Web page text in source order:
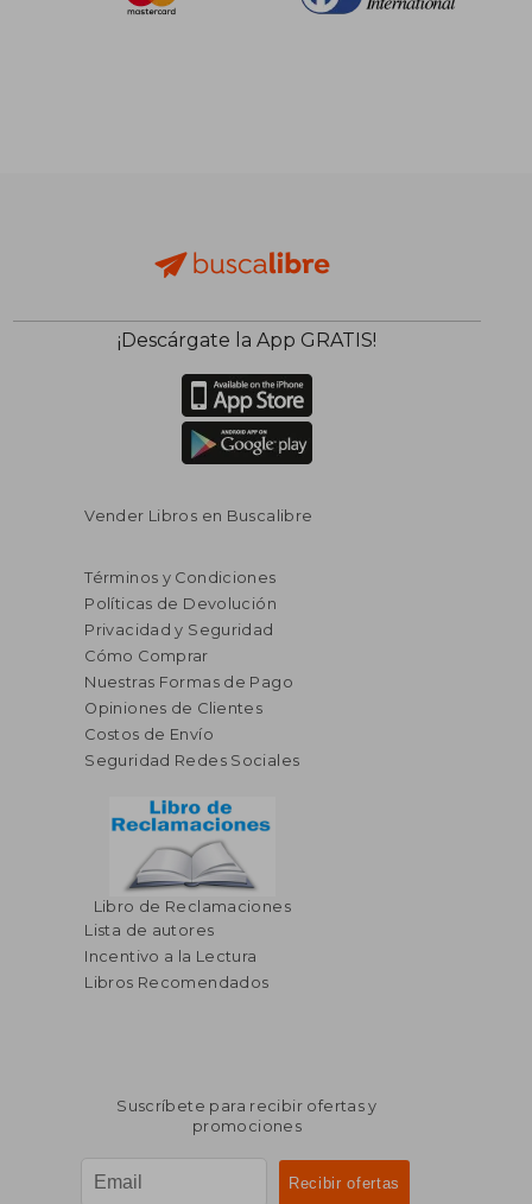
¡Descárgate la App GRATIS!
Vender Libros en Buscalibre
Términos y Condiciones
Políticas de Devolución
Privacidad y Seguridad
Cómo Comprar
Nuestras Formas de Pago
Opiniones de Clientes
Costos de Envío
Seguridad Redes Sociales
Libro de Reclamaciones
Lista de autores
Incentivo a la Lectura
Libros Recomendados
Suscríbete para recibir ofertas y
promociones